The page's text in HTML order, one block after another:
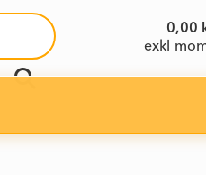
0,00
exkl